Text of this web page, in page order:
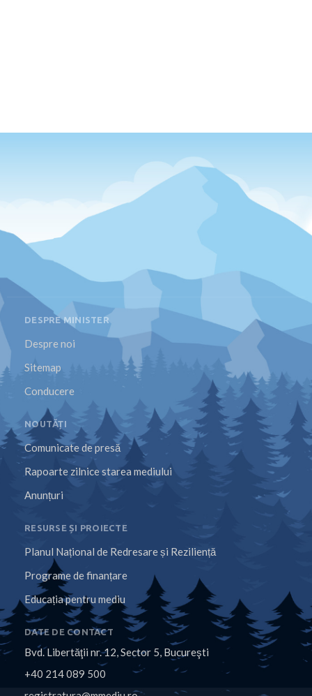
DESPRE MINISTER
Despre noi
Sitemap
Conducere
NOUTĂȚI
Comunicate de presă
Rapoarte zilnice starea mediului
Anunțuri
RESURSE ȘI PROIECTE
Planul Național de Redresare și Reziliență
Programe de finanțare
Educația pentru mediu
DATE DE CONTACT
Bvd. Libertăţii nr. 12, Sector 5, Bucureşti
+40 214 089 500